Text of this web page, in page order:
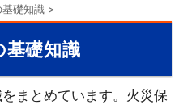
礎知識 >
基礎知識
まとめています。火災保